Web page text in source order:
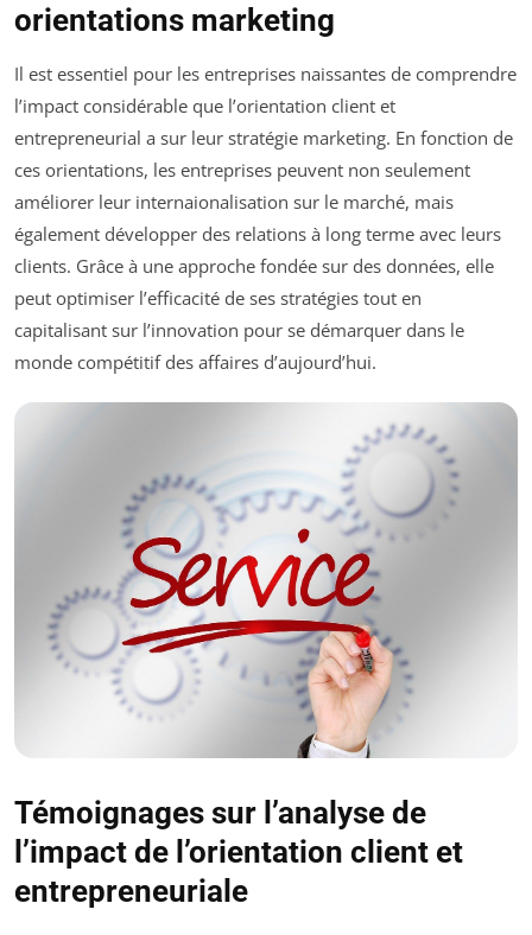
orientations marketing
Il est essentiel pour les entreprises naissantes de comprendre
l’impact considérable que l’orientation client et
entrepreneurial a sur leur stratégie marketing. En fonction de
ces orientations, les entreprises peuvent non seulement
améliorer leur internaionalisation sur le marché, mais
également développer des relations à long terme avec leurs
clients. Grâce à une approche fondée sur des données, elle
peut optimiser l’efficacité de ses stratégies tout en
capitalisant sur l’innovation pour se démarquer dans le
monde compétitif des affaires d’aujourd’hui.
Témoignages sur l’analyse de
l’impact de l’orientation client et
entrepreneuriale